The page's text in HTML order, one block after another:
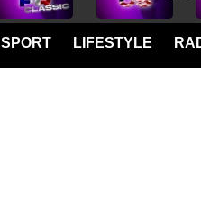
SPORT LIFESTYLE